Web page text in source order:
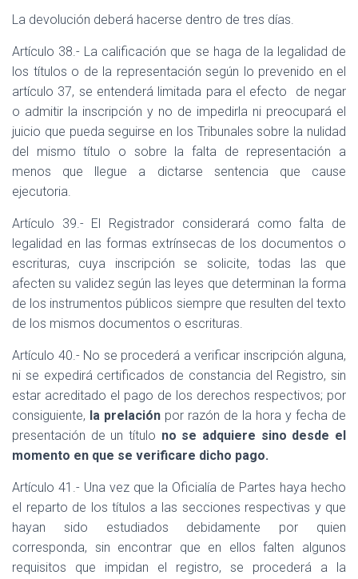
La devolución deberá hacerse dentro de tres días.
Artículo 38.- La calificación que se haga de la legalidad de
los títulos o de la representación según lo prevenido en el
artículo 37, se entenderá limitada para el efecto
de negar
o admitir la inscripción y no de impedirla ni preocupará el
juicio que pueda seguirse en los Tribunales sobre la nulidad
del mismo título o sobre la falta de representación a
menos que llegue a dictarse sentencia que cause
ejecutoria.
Artículo 39.- El Registrador considerará como falta de
legalidad en las formas extrínsecas de los documentos o
escrituras, cuya inscripción se solicite, todas las que
afecten su validez según las leyes que determinan la forma
de los instrumentos públicos siempre que resulten del texto
de los mismos documentos o escrituras.
Artículo 40.- No se procederá a verificar inscripción alguna,
ni se expedirá certificados de constancia del Registro, sin
estar acreditado el pago de los derechos respectivos; por
consiguiente, la prelación por razón de la hora y fecha de
presentación de un título no se adquiere sino desde el
momento en que se verificare dicho pago.
Artículo 41.- Una vez que la Oficialía de Partes haya hecho
el reparto de los títulos a las secciones respectivas y que
hayan sido estudiados debidamente por quien
corresponda, sin encontrar que en ellos falten algunos
requisitos que impidan el registro, se procederá a la